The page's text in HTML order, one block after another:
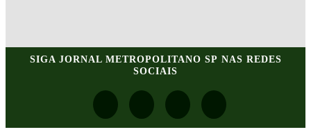
SIGA JORNAL METROPOLITANO SP NAS REDES
SOCIAIS